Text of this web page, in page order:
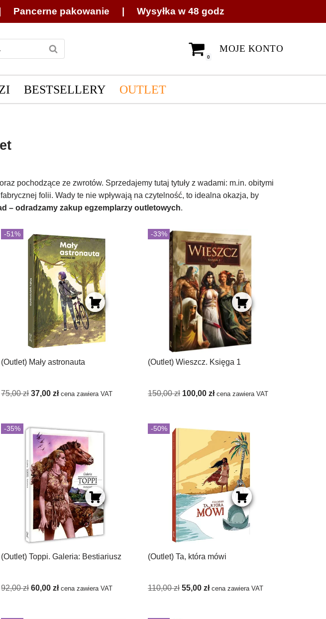
Pancerne pakowanie | Wysyłka w 48 godz
0
MOJE KONTO
BESTSELLERY OUTLET
pochodzące ze zwrotów. Sprzedajemy tutaj tytuły z wadami: m.in. obitymi
folii. Wady te nie wpływają na czytelność, to idealna okazja, by
– odradzamy zakup egzemplarzy outletowych.
-51%
(Outlet) Mały astronauta
75,00zł 37,00zł cena zawiera VAT
-33%
(Outlet) Wieszcz. Księga 1
150,00zł 100,00zł cena zawiera VAT
-35%
(Outlet) Toppi. Galeria: Bestiariusz
92,00zł 60,00zł cena zawiera VAT
-50%
(Outlet) Ta, która mówi
110,00zł 55,00zł cena zawiera VAT